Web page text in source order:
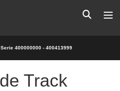
400000000 - 400413999
Track